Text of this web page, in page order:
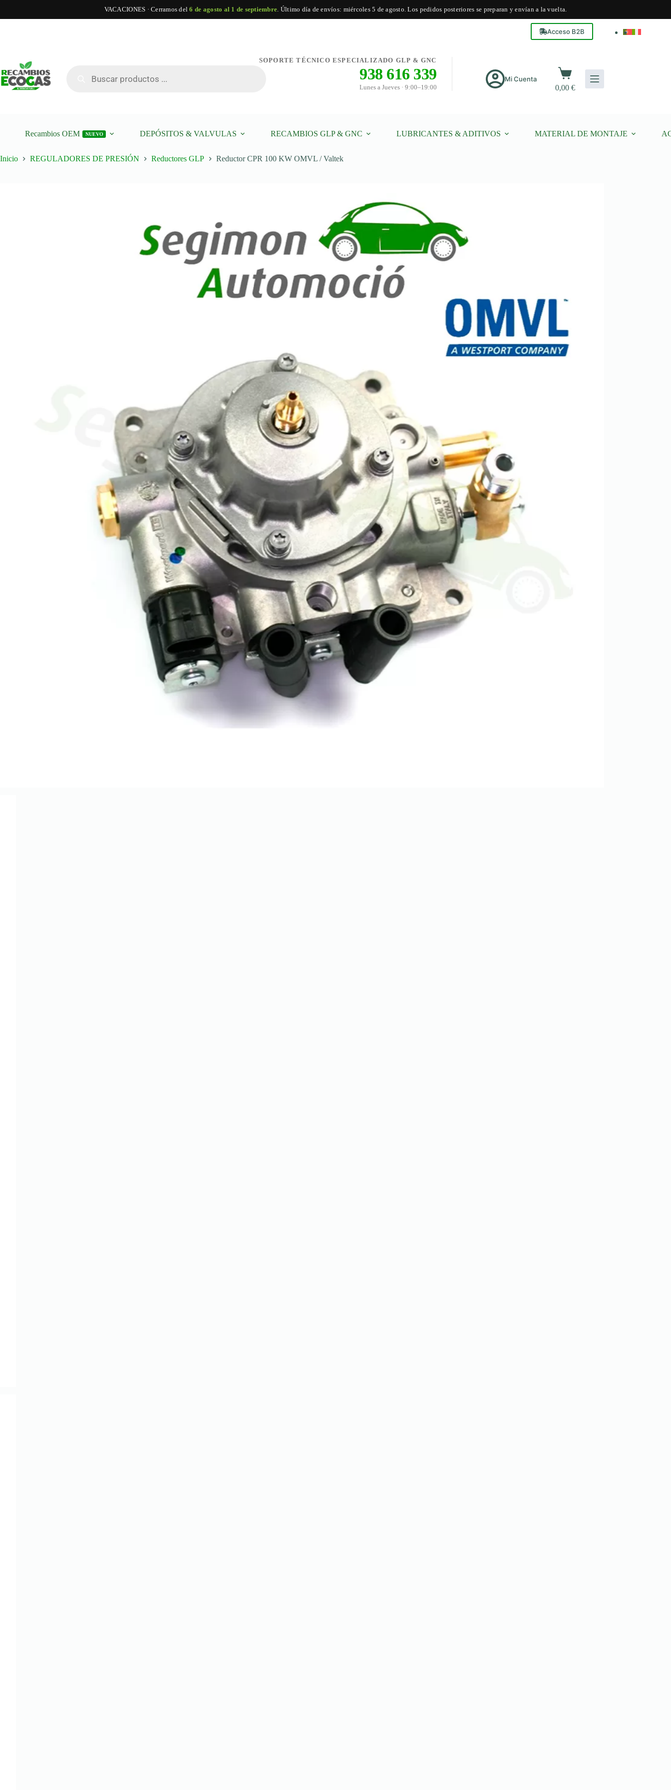
VACACIONES · Cerramos del6 de agosto al 1 de septiembre. Último día de envíos: miércoles 5 de agosto. Los pedidos posteriores se preparan y envían a la vuelta.
Acceso B2B
SOPORTE TÉCNICO ESPECIALIZADO GLP & GNC
938 616 339
Lunes a Jueves · 9:00–19:00
Mi Cuenta
Carro
de
compra
0,00 €
Recambios OEM NUEVO DEPÓSITOS & VALVULAS RECAMBIOS GLP & GNC LUBRICANTES & ADITIVOS MATERIAL DE MONTAJE
Inicio REGULADORES DE PRESIÓN Reductores GLP Reductor CPR 100 KW OMVL / Valtek